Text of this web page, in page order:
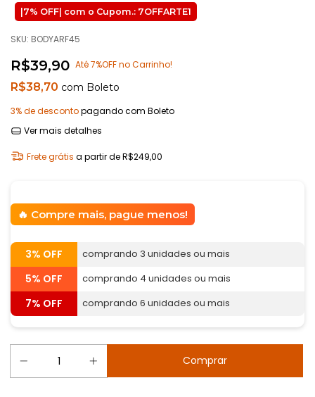
SKU: BODYARF45
R$39,90 Até 7%OFF no Carrinho!
R$38,70 com Boleto
3% de descontopagando com Boleto
Ver mais detalhes
Frete grátis a partir deR$249,00
Compre mais, pague menos!
3% OFF comprando 3 unidades ou mais
5% OFF comprando 4 unidades ou mais
7% OFF comprando 6 unidades ou mais